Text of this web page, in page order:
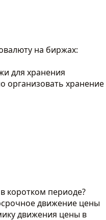
на биржах:
для хранения
организовать хранение
коротком периоде?
движение цены
движения цены в